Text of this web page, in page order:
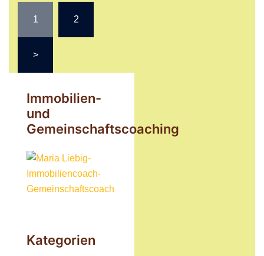
Seitennummerierung
Beiträge
1 2
>
Immobilien-
und
Gemeinschaftscoaching
Kategorien